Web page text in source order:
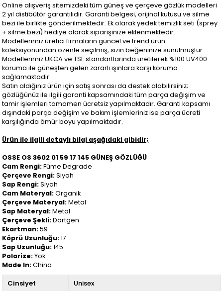
Online alışveriş sitemizdeki tüm güneş ve çerçeve gözlük modelleri
2 yıl distibütör garantilidir. Garanti belgesi, orijinal kutusu ve silme
bezi ile birlikte gönderilmektedir. Ek olarak yedek temizlik seti (sprey
+ silme bezi) hediye olarak siparişinize eklenmektedir.
Modellerimiz üretici firmaların güncel ve trend ürün
koleksiyonundan özenle seçilmiş, sizin beğeninize sunulmuştur.
Modellerimiz UKCA ve TSE standartlarında üretilerek %100 UV400
koruma ile güneşten gelen zararlı ışınlara karşı koruma
sağlamaktadır:
Satın aldığınız ürün için satış sonrası da destek alabilirsiniz;
gözlüğünüz ile ilgili garanti kapsamındaki tüm parça değişim ve
tamir işlemleri tamamen ücretsiz yapılmaktadır. Garanti kapsamı
dışındaki parça değişim ve bakım işlemleriniz ise parça ücreti
karşılığında ömür boyu yapılmaktadır.
Ürün ile ilgili detaylı bilgi aşağıdaki gibidir;
OSSE OS 3602 01 59 17 145 GÜNEŞ GÖZLÜĞÜ
Cam Rengi:Füme Degrade
Çerçeve Rengi:Siyah
Sap Rengi:Siyah
Cam Materyal:Organik
Çerçeve Materyal:Metal
Sap Materyal:Metal
Çerçeve Şekli:Dörtgen
Ekartman:59
Köprü Uzunluğu:17
Sap Uzunluğu:145
Polarize:Yok
Made In:China
Cinsiyet
Unisex